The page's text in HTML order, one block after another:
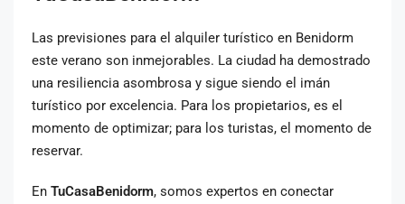
Las previsiones para el alquiler turístico en Benidorm
este verano son inmejorables. La ciudad ha demostrado
una resiliencia asombrosa y sigue siendo el imán
turístico por excelencia. Para los propietarios, es el
momento de optimizar; para los turistas, el momento de
reservar.
En TuCasaBenidorm, somos expertos en conectar